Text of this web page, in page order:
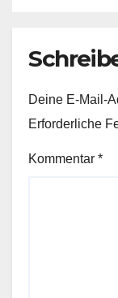
Deine E-Mail-
Erforderliche
Kommentar *